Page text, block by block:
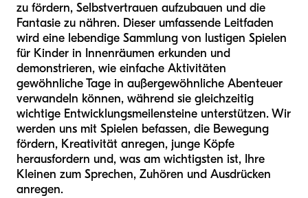
zu fördern, Selbstvertrauen aufzubauen und die
Fantasie zu nähren. Dieser umfassende Leitfaden
wird eine lebendige Sammlung von lustigen Spielen
für Kinder in Innenräumen erkunden und
demonstrieren, wie einfache Aktivitäten
gewöhnliche Tage in außergewöhnliche Abenteuer
verwandeln können, während sie gleichzeitig
wichtige Entwicklungsmeilensteine unterstützen. Wir
werden uns mit Spielen befassen, die Bewegung
fördern, Kreativität anregen, junge Köpfe
herausfordern und, was am wichtigsten ist, Ihre
Kleinen zum Sprechen, Zuhören und Ausdrücken
anregen.